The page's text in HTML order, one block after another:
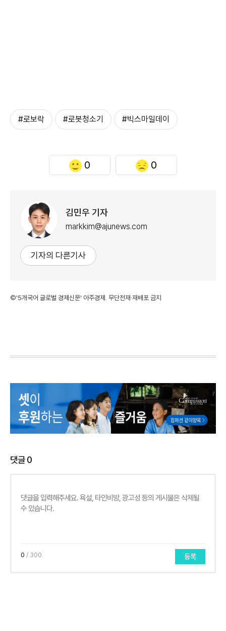
#로보락 #로봇청소기 #빅스마일데이
0 0
김민우 기자
markkim@ajunews.com
기자의 다른기사
©'5개국어 글로벌 경제신문' 아주경제. 무단전재·재배포 금지
댓글0
0 / 300 등록